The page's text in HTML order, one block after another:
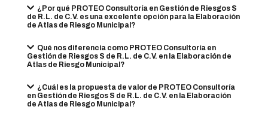
¿Por qué PROTEO Consultoría en Gestión de Riesgos S
de R.L. de C.V. es una excelente opción para la Elaboración
de Atlas de Riesgo Municipal?
Qué nos diferencia como PROTEO Consultoría en
Gestión de Riesgos S de R.L. de C.V. en la Elaboración de
Atlas de Riesgo Municipal?
¿Cuál es la propuesta de valor de PROTEO Consultoría
en Gestión de Riesgos S de R.L. de C.V. en la Elaboración
de Atlas de Riesgo Municipal?